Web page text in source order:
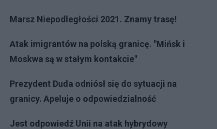
Marsz Niepodległości 2021. Znamy trasę!
Atak imigrantów na polską granicę. "Mińsk i
Moskwa są w stałym kontakcie"
Prezydent Duda odniósł się do sytuacji na
granicy. Apeluje o odpowiedzialność
Jest odpowiedź Unii na atak hybrydowy